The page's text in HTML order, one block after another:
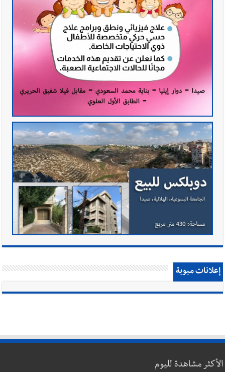
إعلانات مبوبة
الأكثر مشاهدة لليوم